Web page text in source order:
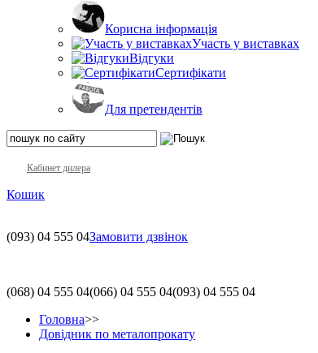
Корисна інформація
Участь у виставках
Відгуки
Сертифікати
Для претендентів
Кабинет дилера
Кошик
(093) 04 555 04Замовити дзвінок
(068) 04 555 04(066) 04 555 04(093) 04 555 04
Головна>>
Довідник по металопрокату